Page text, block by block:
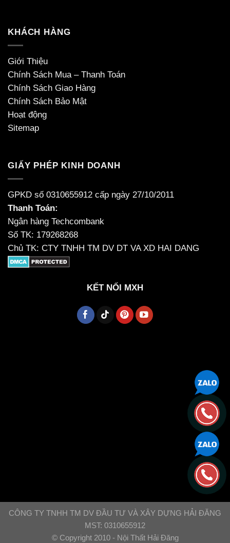
KHÁCH HÀNG
Giới Thiệu
Chính Sách Mua – Thanh Toán
Chính Sách Giao Hàng
Chính Sách Bảo Mật
Hoạt động
Sitemap
GIẤY PHÉP KINH DOANH
GPKD số 0310655912 cấp ngày 27/10/2011
Thanh Toán:
Ngân hàng Techcombank
Số TK: 179268268
Chủ TK: CTY TNHH TM DV DT VA XD HAI DANG
KẾT NỐI MXH
CÔNG TY TNHH TM DV ĐẦU TƯ VÀ XÂY DỰNG HẢI ĐĂNG
MST: 0310655912
© Copyright 2010 - Nội Thất Hải Đăng